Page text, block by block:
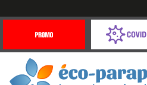
Offres
Coronavirus